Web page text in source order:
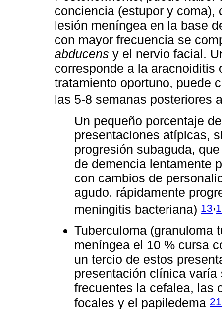
conciencia (estupor y coma),
lesión meníngea en la base
con mayor frecuencia se
abducens y el nervio facial.
corresponde a la aracnoiditis
tratamiento oportuno, puede
las 5-8 semanas posteriores
Un pequeño porcentaje
presentaciones atípicas,
progresión subaguda,
de demencia lentamente
con cambios de
agudo, rápidamente
meningitis bacteriana) 13,
Tuberculoma (granuloma
meníngea el 10 % cursa
un tercio de estos
presentación clínica
frecuentes la cefalea, las
focales y el papiledema 21